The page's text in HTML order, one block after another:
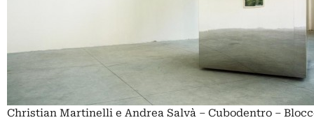
Christian Martinelli e Andrea Salvà – Cubodentro –